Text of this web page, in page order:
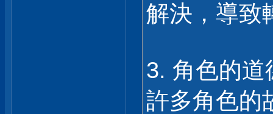
解決，導致
3. 角色的道
許多角色的